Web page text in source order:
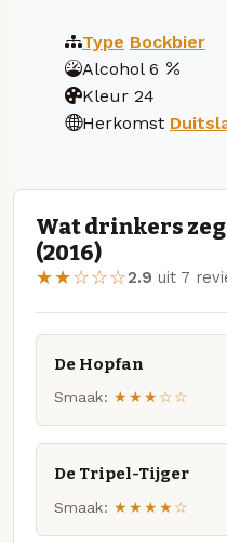
Type Bockbier
Alcohol 6
Kleur 24
Herkomst
Wat drinkers
(2016)
★★☆☆☆2.9 uit 7
De Hopfan
Smaak: ★★★☆☆
De Tripel-Tijger
Smaak: ★★★★☆